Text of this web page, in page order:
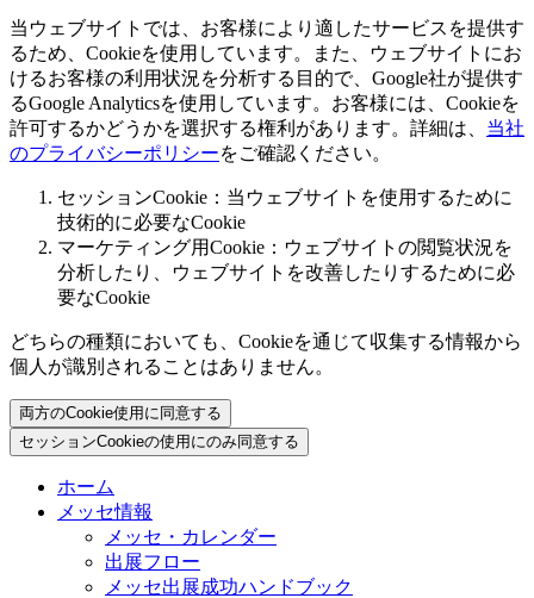
当ウェブサイトでは、お客様により適したサービスを提供す
るため、Cookieを使用しています。また、ウェブサイトにお
けるお客様の利用状況を分析する目的で、Google社が提供す
るGoogle Analyticsを使用しています。お客様には、Cookieを
許可するかどうかを選択する権利があります。詳細は、 当社
のプライバシーポリシーをご確認ください。
セッションCookie：当ウェブサイトを使用するために
技術的に必要なCookie
マーケティング用Cookie：ウェブサイトの閲覧状況を
分析したり、ウェブサイトを改善したりするために必
要なCookie
どちらの種類においても、Cookieを通じて収集する情報から
個人が識別されることはありません。
両方のCookie使用に同意する
セッションCookieの使用にのみ同意する
ホーム
メッセ情報
メッセ・カレンダー
出展フロー
メッセ出展成功ハンドブック